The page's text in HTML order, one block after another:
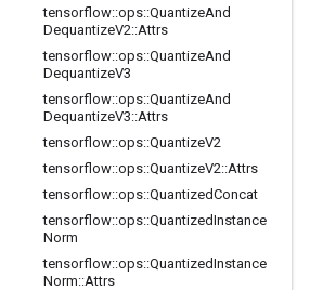
tensorflow::ops::QuantizeAnd
DequantizeV2::Attrs
tensorflow::ops::QuantizeAnd
DequantizeV3
tensorflow::ops::QuantizeAnd
DequantizeV3::Attrs
tensorflow::ops::QuantizeV2
tensorflow::ops::QuantizeV2::Attrs
tensorflow::ops::QuantizedConcat
tensorflow::ops::QuantizedInstance
Norm
tensorflow::ops::QuantizedInstance
Norm::Attrs